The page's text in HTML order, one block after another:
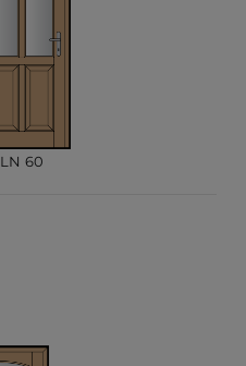
LN 60